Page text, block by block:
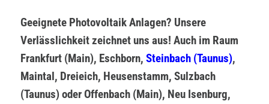
Geeignete Photovoltaik Anlagen? Unsere
Verlässlichkeit zeichnet uns aus! Auch im Raum
Frankfurt (Main), Eschborn, Steinbach (Taunus),
Maintal, Dreieich, Heusenstamm, Sulzbach
(Taunus) oder Offenbach (Main), Neu Isenburg,